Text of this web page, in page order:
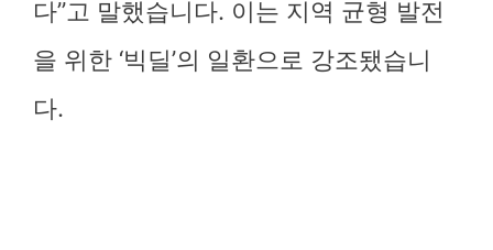
다”고 말했습니다. 이는 지역 균형 발전
을 위한 ‘빅딜’의 일환으로 강조됐습니
다.